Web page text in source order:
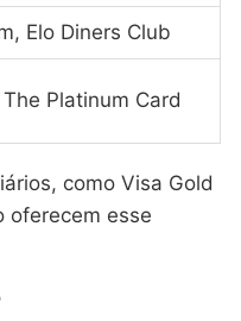
Elo Diners Club
Platinum Card
como Visa Gold
oferecem esse